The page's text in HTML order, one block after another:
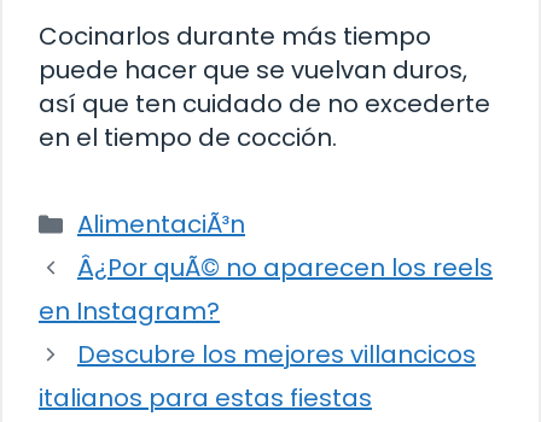
Cocinarlos durante más tiempo
puede hacer que se vuelvan duros,
así que ten cuidado de no excederte
en el tiempo de cocción.
Categorías
AlimentaciÃ³n
Â¿Por quÃ© no aparecen los reels
en Instagram?
Descubre los mejores villancicos
italianos para estas fiestas